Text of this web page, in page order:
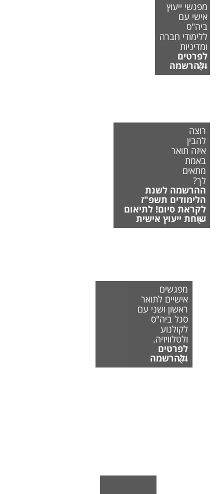
מפגשי ייעוץ
אישי עם
ביה"ס
ללימודי חברה
ומדיניות
לפרטים
ולהרשמה
רוצה
להבין
איזה תואר
באמת
מתאים
לך?
ההרשמה לשנת
הלימודים תשפ"ז
לקראת סיום! לתיאום
שיחת ייעוץ אישית
מפגשים
אישיים לתואר
ראשון ושני עם
סגל ביה"ס
לקולנוע
ולטלוויזיה.
לפרטים
ולהרשמה